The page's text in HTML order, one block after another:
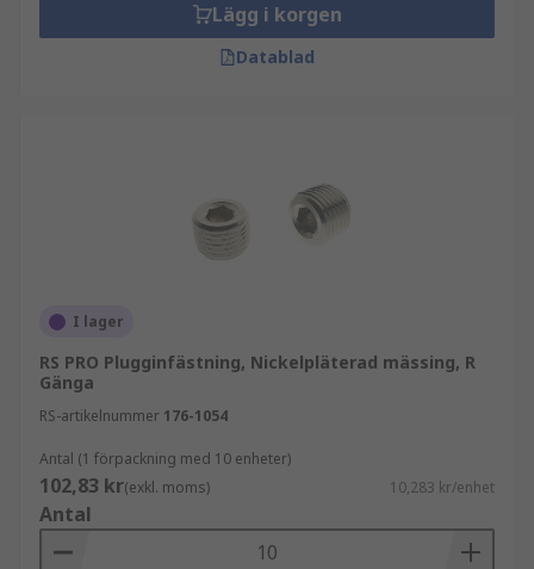
Lägg i korgen
Datablad
I lager
RS PRO Plugginfästning, Nickelpläterad mässing, R
Gänga
RS-artikelnummer 176-1054
Antal (1 förpackning med 10 enheter)
102,83 kr(exkl. moms) 10,283 kr/enhet
Antal